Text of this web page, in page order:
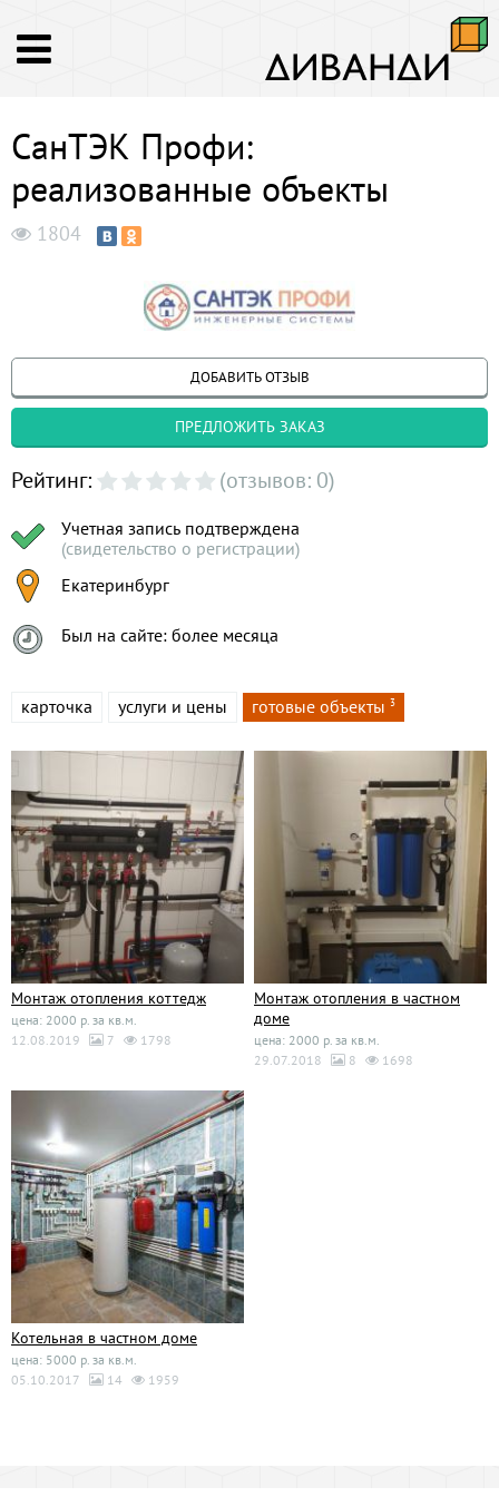
СанТЭК Профи:
реализованные объекты
1804
ДОБАВИТЬ ОТЗЫВ
ПРЕДЛОЖИТЬ ЗАКАЗ
Рейтинг: (отзывов: 0)
Учетная запись подтверждена
(свидетельство о регистрации)
Екатеринбург
Был на сайте: более месяца
карточка услуги и цены готовые объекты 3
Монтаж отопления коттедж
цена: 2000 р. за кв.м.
12.08.2019
7 1798
Монтаж отопления в частном
доме
цена: 2000 р. за кв.м.
29.07.2018
8 1698
Котельная в частном доме
цена: 5000 р. за кв.м.
05.10.2017
14 1959